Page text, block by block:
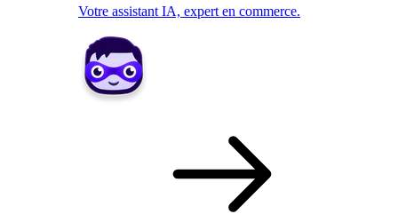
Votre assistant IA, expert en commerce.